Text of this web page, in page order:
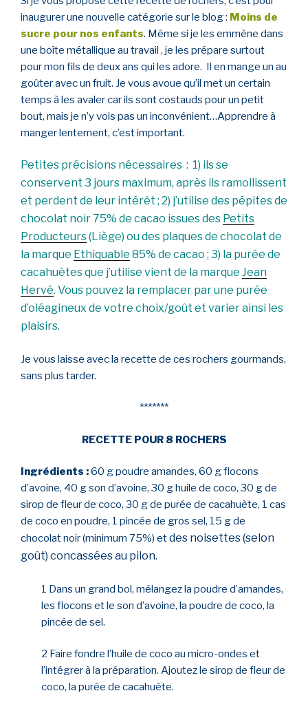
inaugurer une nouvelle catégorie sur le blog : Moins de
sucre pour nos enfants. Même si je les emmène dans
une boîte métallique au travail , je les prépare surtout
pour mon fils de deux ans qui les adore. Il en mange un au
goûter avec un fruit. Je vous avoue qu’il met un certain
temps à les avaler car ils sont costauds pour un petit
bout, mais je n’y vois pas un inconvénient…Apprendre à
manger lentement, c’est important.
Petites précisions nécessaires : 1) ils se
conservent 3 jours maximum, après ils ramollissent
et perdent de leur intérêt ; 2) j’utilise des pépites de
chocolat noir 75% de cacao issues des Petits
Producteurs(Liège) ou des plaques de chocolat de
la marque Ethiquable 85% de cacao ; 3) la purée de
cacahuètes que j’utilise vient de la marque Jean
Hervé. Vous pouvez la remplacer par une purée
d’oléagineux de votre choix/goût et varier ainsi les
plaisirs.
Je vous laisse avec la recette de ces rochers gourmands,
sans plus tarder.
*******
RECETTE POUR 8 ROCHERS
Ingrédients :60 g poudre amandes, 60 g flocons
d’avoine, 40 g son d’avoine, 30 g huile de coco, 30 g de
sirop de fleur de coco, 30 g de purée de cacahuète, 1 cas
de coco en poudre, 1 pincée de gros sel, 15 g de
chocolat noir (minimum 75%) etdes noisettes (selon
goût) concassées au pilon.
1 Dans un grand bol, mélangez la poudre d’amandes,
les flocons et le son d’avoine, la poudre de coco, la
pincée de sel.
2 Faire fondre l’huile de coco au micro-ondes et
l’intégrer à la préparation. Ajoutez le sirop de fleur de
coco, la purée de cacahuète.